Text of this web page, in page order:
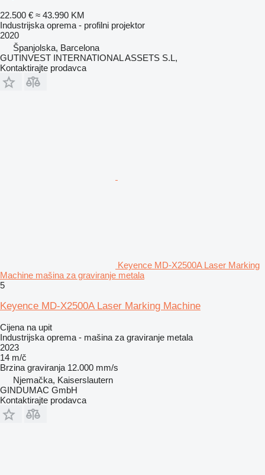
22.500 € ≈ 43.990 KM
Industrijska oprema - profilni projektor
2020
Španjolska, Barcelona
GUTINVEST INTERNATIONAL ASSETS S.L,
Kontaktirajte prodavca
Keyence MD-X2500A Laser Marking
Machine mašina za graviranje metala
5
Keyence MD-X2500A Laser Marking Machine
Cijena na upit
Industrijska oprema - mašina za graviranje metala
2023
14 m/č
Brzina graviranja 12.000 mm/s
Njemačka, Kaiserslautern
GINDUMAC GmbH
Kontaktirajte prodavca